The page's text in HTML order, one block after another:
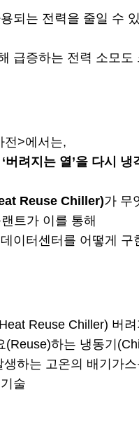
되는 전력을 줄일 수
급증하는 전력 소모도
전>에서는,
버려지는 열’을 다시 냉
Reuse Chiller)가 무
트가 이를 통해
이터센터를 어떻게 구